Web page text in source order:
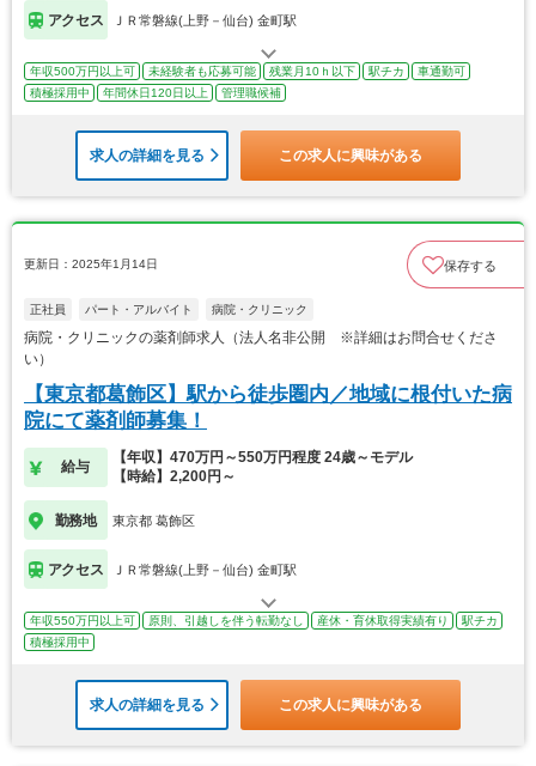
アクセス ＪＲ常磐線(上野－仙台) 金町駅
年収500万円以上可 未経験者も応募可能 残業月10ｈ以下 駅チカ
車通勤可
積極採用中
年間休日120日以上 管理職候補
求人の詳細を見る この求人に興味がある
更新日：2025年1月14日 保存する
正社員 パート・アルバイト 病院・クリニック
病院・クリニックの薬剤師求人（法人名非公開 ※詳細はお問合せくださ
い）
【東京都葛飾区】駅から徒歩圏内／地域に根付いた病
院にて薬剤師募集！
給与
【年収】470万円～550万円程度 24歳～モデル
【時給】2,200円～
勤務地 東京都 葛飾区
アクセス ＪＲ常磐線(上野－仙台) 金町駅
年収550万円以上可 原則、引越しを伴う転勤なし 産休・育休取得実績有り
駅チカ
積極採用中
求人の詳細を見る この求人に興味がある